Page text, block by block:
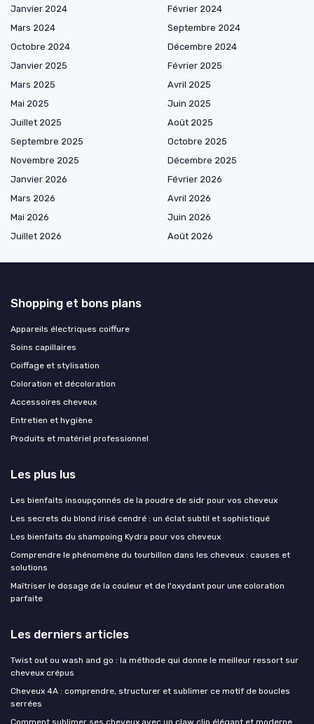
Janvier 2024
Février 2024
Mars 2024
Septembre 2024
Octobre 2024
Décembre 2024
Janvier 2025
Février 2025
Mars 2025
Avril 2025
Mai 2025
Juin 2025
Juillet 2025
Août 2025
Septembre 2025
Octobre 2025
Novembre 2025
Décembre 2025
Janvier 2026
Février 2026
Mars 2026
Avril 2026
Mai 2026
Juin 2026
Juillet 2026
Août 2026
Shopping et bons plans
Appareils électriques coiffure
Soins capillaires
Coiffage et stylisation
Coloration et décoloration
Accessoires cheveux
Entretien et hygiène
Produits et matériel professionnel
Les plus lus
Les bienfaits insoupçonnés de la poudre de sidr pour vos cheveux
Les secrets du blond irisé cendré : un éclat subtil et sophistiqué
Les bienfaits du shampoing Kydra pour vos cheveux
Comprendre le phénomène du tourbillon dans les cheveux : causes et
solutions
Maîtriser le dosage de la couleur et de l'oxydant pour une coloration
parfaite
Les derniers articles
Twist out ou wash and go : la méthode qui donne le meilleur ressort sur
cheveux crépus
Cheveux 4A : comprendre, structurer et sublimer ce motif de boucles
serrées